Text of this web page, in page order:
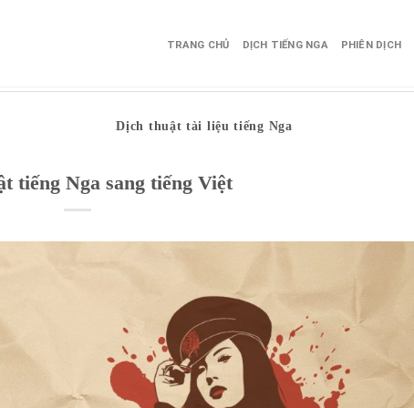
TRANG CHỦ DỊCH TIẾNG NGA PHIÊN DỊCH
Dịch thuật tài liệu tiếng Nga
tiếng Nga sang tiếng Việt